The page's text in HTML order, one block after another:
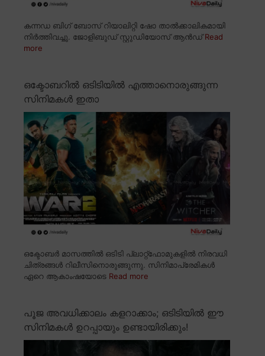
കന്നഡ ബിഗ് ബോസ് റിയാലിറ്റി ഷോ താൽക്കാലികമായി
നിർത്തിവച്ചു. ജോളിബുഡ് സ്റ്റുഡിയോസ് ആൻഡ്Read
more
ഒക്ടോബറിൽ ഒടിടിയിൽ എത്താനൊരുങ്ങുന്ന
സിനിമകൾ ഇതാ
ഒക്ടോബർ മാസത്തിൽ ഒടിടി പ്ലാറ്റ്ഫോമുകളിൽ നിരവധി
ചിത്രങ്ങൾ റിലീസിനൊരുങ്ങുന്നു. സിനിമാപ്രേമികൾ
ഏറെ ആകാംഷയോടെ Read more
പൂജ അവധിക്കാലം കളറാക്കാം; ഒടിടിയിൽ ഈ
സിനിമകൾ ഉറപ്പായും ഉണ്ടായിരിക്കും!